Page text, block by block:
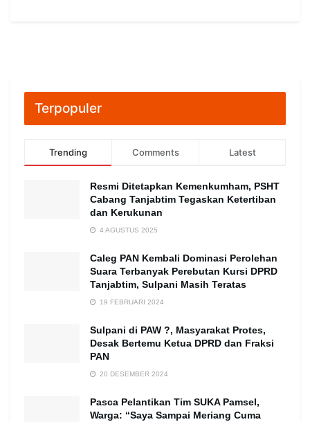
Terpopuler
Trending Comments Latest
Resmi Ditetapkan Kemenkumham, PSHT
Cabang Tanjabtim Tegaskan Ketertiban
dan Kerukunan
4 AGUSTUS 2025
Caleg PAN Kembali Dominasi Perolehan
Suara Terbanyak Perebutan Kursi DPRD
Tanjabtim, Sulpani Masih Teratas
19 FEBRUARI 2024
Sulpani di PAW ?, Masyarakat Protes,
Desak Bertemu Ketua DPRD dan Fraksi
PAN
20 DESEMBER 2024
Pasca Pelantikan Tim SUKA Pamsel,
Warga: “Saya Sampai Meriang Cuma